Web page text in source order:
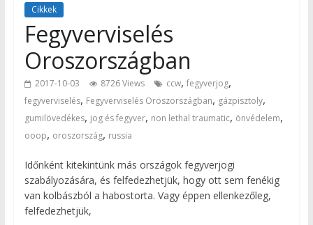
Cikkek
Fegyverviselés
Oroszországban
2017-10-03 8726 Views ccw, fegyverjog,
fegyverviselés, Fegyverviselés Oroszországban, gázpisztoly,
gumilövedékes, jog és fegyver, non lethal traumatic, önvédelem,
ooop, oroszország, russia
Időnként kitekintünk más országok fegyverjogi
szabályozására, és felfedezhetjük, hogy ott sem fenékig
van kolbászból a habostorta. Vagy éppen ellenkezőleg,
felfedezhetjük,